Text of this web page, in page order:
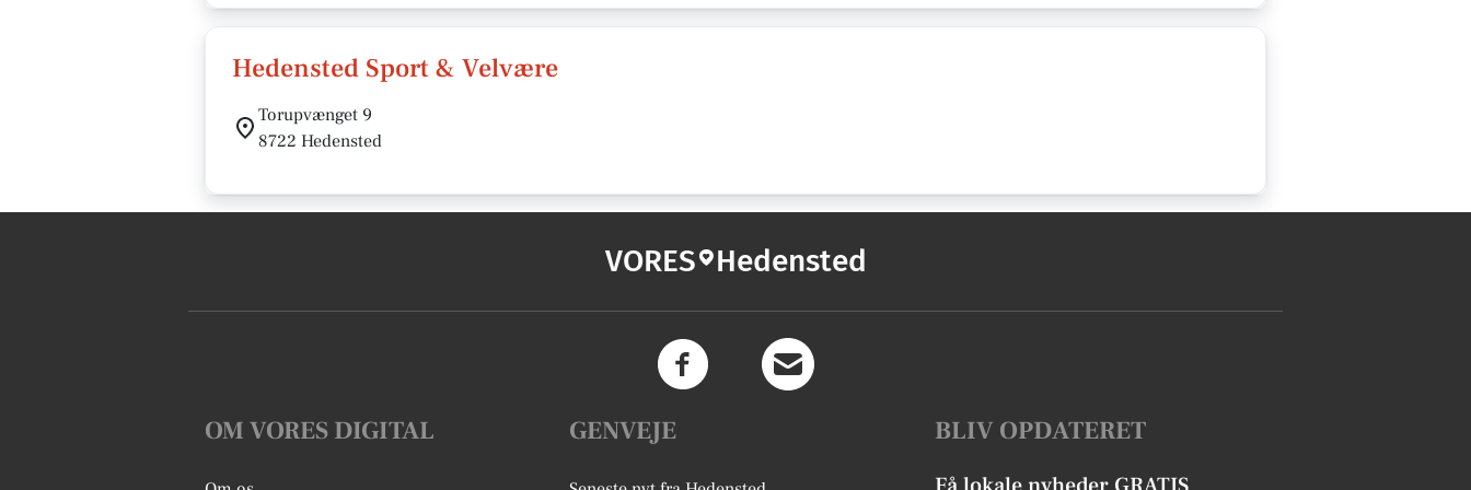
Hedensted Sport & Velvære
Torupvænget 9
8722 Hedensted
VORES Hedensted
OM VORES DIGITAL GENVEJE BLIV OPDATERET